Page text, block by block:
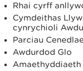
Rhai cyrff
Cymdeithas
cynrychioli
Parciau
Awdurdod Glo
Amaethyddiaeth